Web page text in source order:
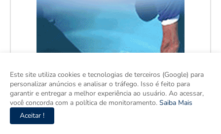
Este site utiliza cookies e tecnologias de terceiros (Google) para
personalizar anúncios e analisar o tráfego. Isso é feito para
garantir e entregar a melhor experiência ao usuário. Ao acessar,
você concorda com a política de monitoramento. Saiba Mais
Aceitar !